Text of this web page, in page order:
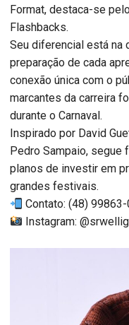
Format, destaca-se
Flashbacks.
Seu diferencial está na
preparação de cada
conexão única com o
marcantes da carreira
durante o Carnaval.
Inspirado por David
Pedro Sampaio,
planos de investir em
grandes festivais.
Contato: (48)
Instagram: